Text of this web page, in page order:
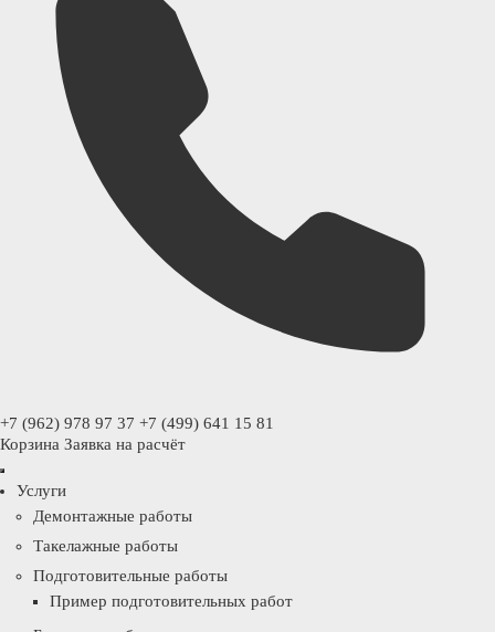
+7 (962) 978 97 37 +7 (499) 641 15 81
Корзина Заявка на расчёт
Услуги
Демонтажные работы
Такелажные работы
Подготовительные работы
Пример подготовительных работ